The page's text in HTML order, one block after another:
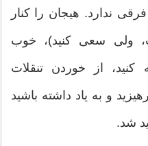
ندارد. هیجان را كنار
ولی سعی كنید)، خوب
كنید، از خوردن تنقلات
و به یاد داشته باشید
شد.